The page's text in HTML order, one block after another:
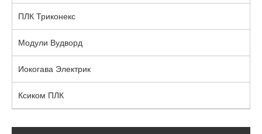
ПЛК Триконекс
Модули Вудворд
Иокогава Электрик
Ксиком ПЛК